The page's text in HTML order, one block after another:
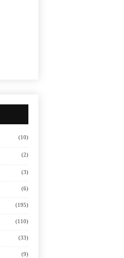
(10)
(2)
(3)
(6)
(195)
(110)
(33)
(9)